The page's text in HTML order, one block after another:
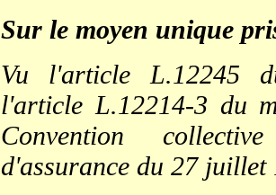
Sur le moyen unique
Vu l'article L.12245
l'article L.12214-3 du
Convention
d'assurance du 27 juillet